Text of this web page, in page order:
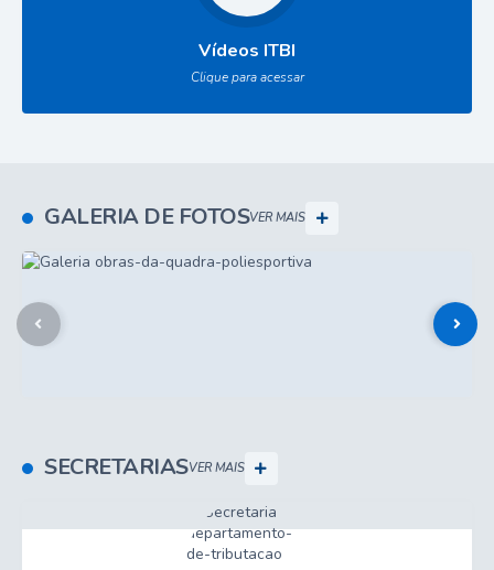
Vídeos ITBI
Clique para acessar
GALERIA DE FOTOSVER MAIS
SECRETARIASVER MAIS